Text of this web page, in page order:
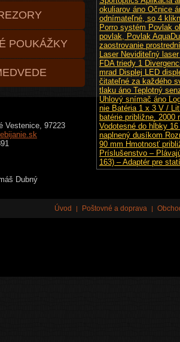
POUKÁŽKY
Vestenice, 97223
Dubný
Úvod | Poštovné a doprava |